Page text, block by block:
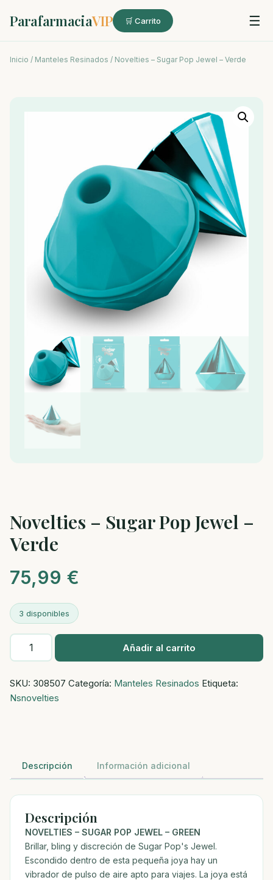
ParafarmaciaVIP 🛒 Carrito ☰
Inicio / Manteles Resinados / Novelties – Sugar Pop Jewel – Verde
Novelties – Sugar Pop Jewel –
Verde
75,99 €
3 disponibles
Novelties
Pop
Jewel
Añadir al carrito
SKU: 308507 Categoría: Manteles Resinados Etiqueta:
Nsnovelties
Descripción Información adicional
Descripción
NOVELTIES – SUGAR POP JEWEL – GREEN
Brillar, bling y discreción de Sugar Pop's Jewel.
Escondido dentro de esta pequeña joya hay un
vibrador de pulso de aire apto para viajes. La joya está